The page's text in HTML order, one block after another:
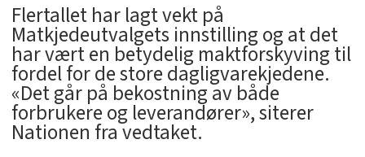
Flertallet har lagt vekt på
Matkjedeutvalgets innstilling og at det
har vært en betydelig maktforskyving til
fordel for de store dagligvarekjedene.
«Det går på bekostning av både
forbrukere og leverandører», siterer
Nationen fra vedtaket.